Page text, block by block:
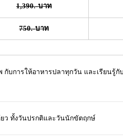
1,390.-บาท
750.-บาท
กับการให้อาหารปลาทุกวัน และเรียนรู้
ว ทั้งวันปรกติและวันนักขัตฤกษ์